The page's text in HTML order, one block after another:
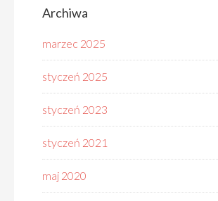
Archiwa
marzec 2025
styczeń 2025
styczeń 2023
styczeń 2021
maj 2020